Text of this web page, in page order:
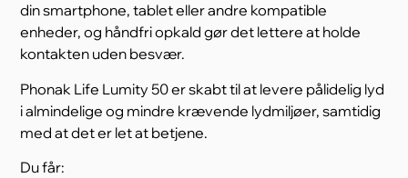
din smartphone, tablet eller andre kompatible
enheder, og håndfri opkald gør det lettere at holde
kontakten uden besvær.
Phonak Life Lumity 50 er skabt til at levere pålidelig lyd
i almindelige og mindre krævende lydmiljøer, samtidig
med at det er let at betjene.
Du får: